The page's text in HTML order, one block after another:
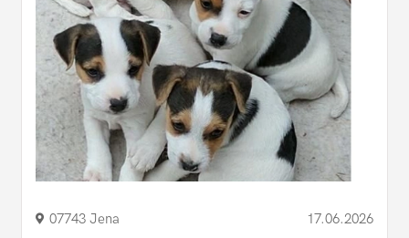
07743 Jena 17.06.2026